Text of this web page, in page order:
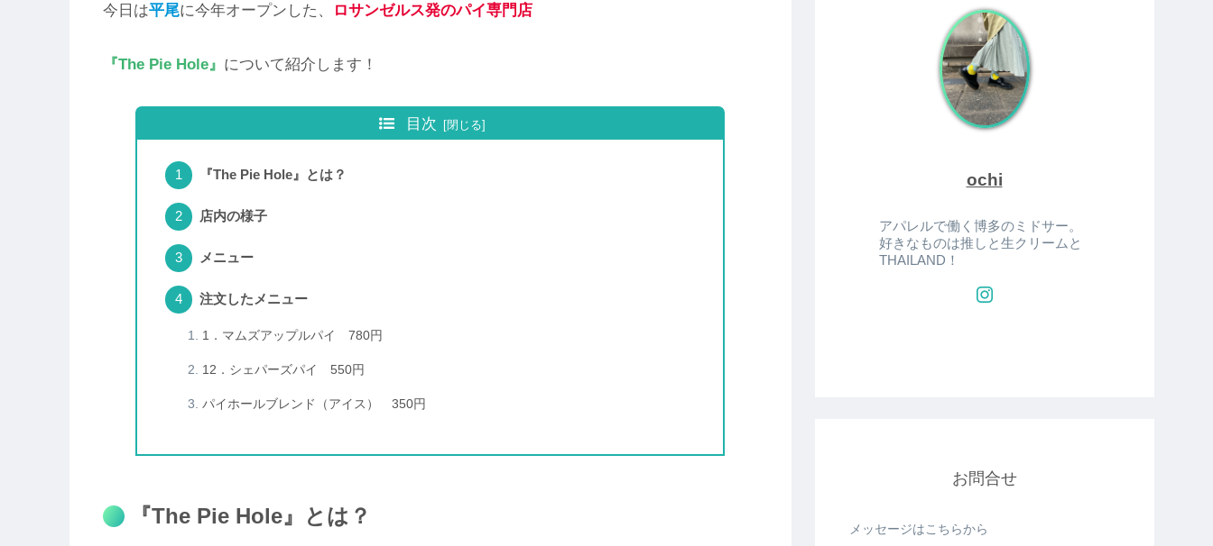
今日は平尾に今年オープンした、 ロサンゼルス発のパイ専門店
『The Pie Hole』 について紹介します！
目次
『The Pie Hole』とは？
店内の様子
メニュー
注文したメニュー
1．マムズアップルパイ 780円
12．シェパーズパイ 550円
パイホールブレンド（アイス） 350円
『The Pie Hole』とは？
ochi
アパレルで働く博多のミドサー。
好きなものは推しと生クリームと
THAILAND！
お問合せ
メッセージはこちらから